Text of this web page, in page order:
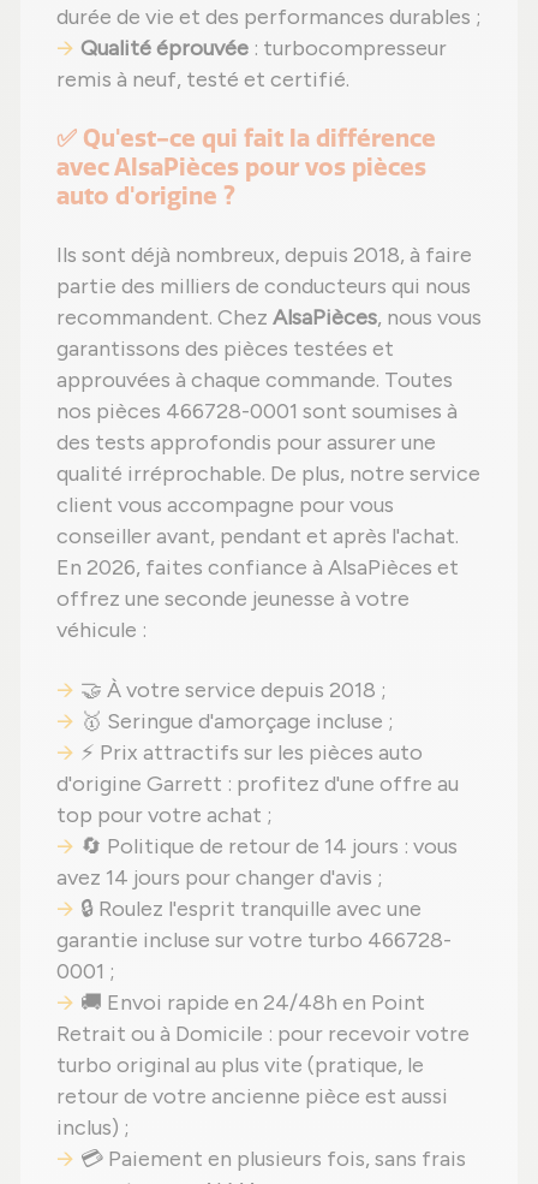
durée de vie et des performances durables ;
Qualité éprouvée : turbocompresseur
remis à neuf, testé et certifié.
✅ Qu'est-ce qui fait la différence
avec AlsaPièces pour vos pièces
auto d'origine ?
Ils sont déjà nombreux, depuis 2018, à faire
partie des milliers de conducteurs qui nous
recommandent. Chez AlsaPièces, nous vous
garantissons des pièces testées et
approuvées à chaque commande. Toutes
nos pièces 466728-0001 sont soumises à
des tests approfondis pour assurer une
qualité irréprochable. De plus, notre service
client vous accompagne pour vous
conseiller avant, pendant et après l'achat.
En 2026, faites confiance à AlsaPièces et
offrez une seconde jeunesse à votre
véhicule :
🤝 À votre service depuis 2018 ;
🥇 Seringue d'amorçage incluse ;
⚡ Prix attractifs sur les pièces auto
d'origine Garrett : profitez d'une offre au
top pour votre achat ;
🔄 Politique de retour de 14 jours : vous
avez 14 jours pour changer d'avis ;
🔒 Roulez l'esprit tranquille avec une
garantie incluse sur votre turbo 466728-
0001 ;
🚚 Envoi rapide en 24/48h en Point
Retrait ou à Domicile : pour recevoir votre
turbo original au plus vite (pratique, le
retour de votre ancienne pièce est aussi
inclus) ;
💳 Paiement en plusieurs fois, sans frais